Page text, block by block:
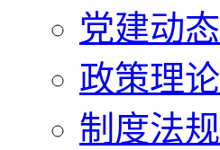
党建动态
政策理论
制度法规